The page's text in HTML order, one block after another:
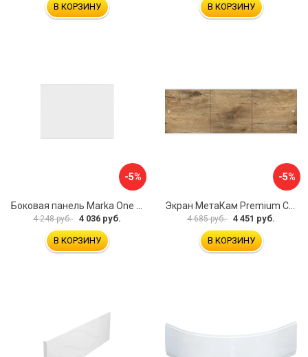
В КОРЗИНУ В КОРЗИНУ
-5%
Боковая панель Marka One Flat 80 MG L 02бфл80мгл
4 248 руб. 4 036 руб.
В КОРЗИНУ
-5%
Экран МетаКам Premium Collection 4650208860133
4 685 руб. 4 451 руб.
В КОРЗИНУ